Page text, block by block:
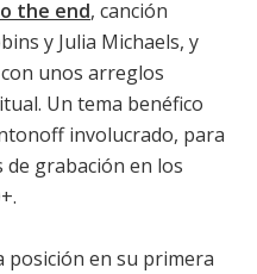
the end, canción
y Julia Michaels, y
unos arreglos
Un tema benéfico
involucrado, para
grabación en los
posición en su primera